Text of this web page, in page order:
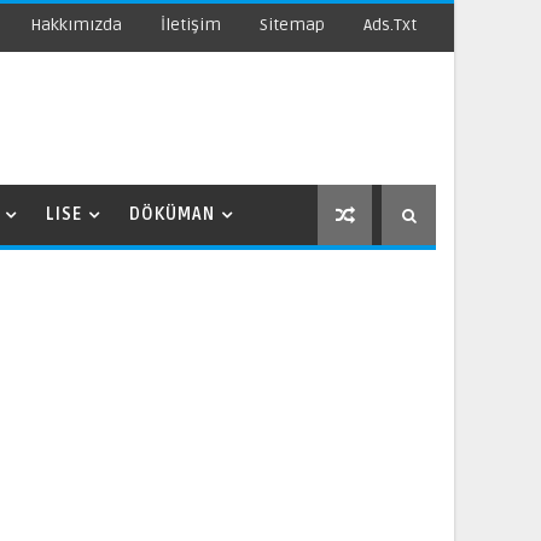
Hakkımızda İletişim Sitemap Ads.txt
LISE DÖKÜMAN